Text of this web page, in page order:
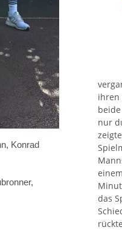
Konrad
ihren
nur
das